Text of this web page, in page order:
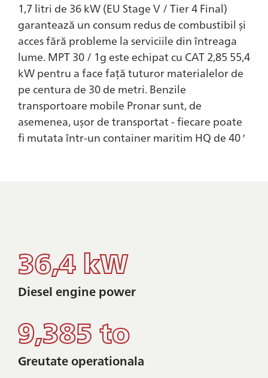
1,7 litri de 36 kW (EU Stage V / Tier 4 Final)
garantează un consum redus de combustibil și
acces fără probleme la serviciile din întreaga
lume. MPT 30 / 1g este echipat cu CAT 2,85 55,4
kW pentru a face față tuturor materialelor de
pe centura de 30 de metri. Benzile
transportoare mobile Pronar sunt, de
asemenea, ușor de transportat - fiecare poate
fi mutata într-un container maritim HQ de 40 ′
36,4 kW
Diesel engine power
9,385 to
Greutate operationala